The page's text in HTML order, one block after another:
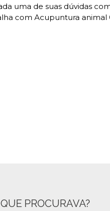
uma de suas dúvidas
com Acupuntura animal
PROCURAVA?